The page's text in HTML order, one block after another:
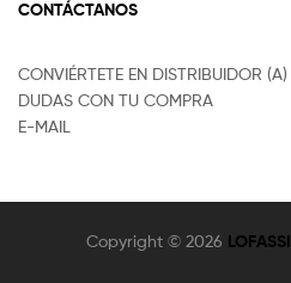
CONTÁCTANOS
CONVIÉRTETE EN DISTRIBUIDOR (A)
DUDAS CON TU COMPRA
E-MAIL
Copyright © 2026 LOFASSI